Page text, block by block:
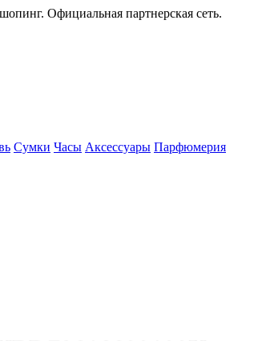
Официальная партнерская сеть.
Сумки Часы Аксессуары Парфюмерия